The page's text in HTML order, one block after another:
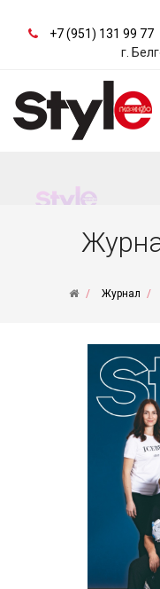
+7 (951) 131 99 77
г.
Журнал